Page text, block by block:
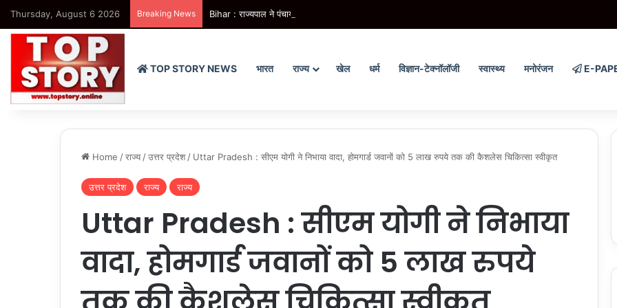
Thursday, August 6 2026 Breaking News Bihar : राज्यपाल ने पंचायती राज मंत्री दीपक प्रकाश को विधान परिषद सदस्य मनोनीत किया, मंत्री पद की संवैधानिक उलझन
TOP STORY NEWS भारत राज्य खेल धर्म विज्ञान-टेक्नॉलॉजी स्वास्थ्य मनोरंजन E-
Home /राज्य /उत्तर प्रदेश / Uttar Pradesh : सीएम योगी ने निभाया वादा, होमगार्ड जवानों को 5 लाख रुपये तक की कैशलेस चिकित्सा स्वीकृत
उत्तर प्रदेश राज्य राज्य
Uttar Pradesh : सीएम योगी ने निभाया
वादा, होमगार्ड जवानों को 5 लाख रुपये